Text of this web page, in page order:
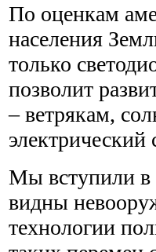
По оценкам
населения
только
позволит
– ветрякам,
электрический
Мы вступили в
видны
технологии